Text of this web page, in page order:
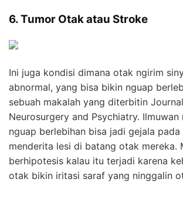
6. Tumor Otak atau Stroke
Ini juga kondisi dimana otak ngirim
abnormal, yang bisa bikin nguap
sebuah makalah yang diterbitin
Neurosurgery and Psychiatry. Ilmuwan
nguap berlebihan bisa jadi gejala pada
menderita lesi di batang otak mereka.
berhipotesis kalau itu terjadi karena
otak bikin iritasi saraf yang ninggalin